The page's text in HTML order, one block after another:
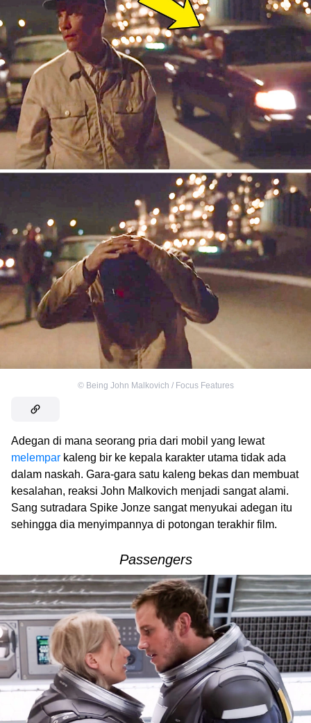
© Being John Malkovich / Focus Features
Adegan di mana seorang pria dari mobil yang lewat
melempar kaleng bir ke kepala karakter utama tidak ada
dalam naskah. Gara-gara satu kaleng bekas dan membuat
kesalahan, reaksi John Malkovich menjadi sangat alami.
Sang sutradara Spike Jonze sangat menyukai adegan itu
sehingga dia menyimpannya di potongan terakhir film.
Passengers